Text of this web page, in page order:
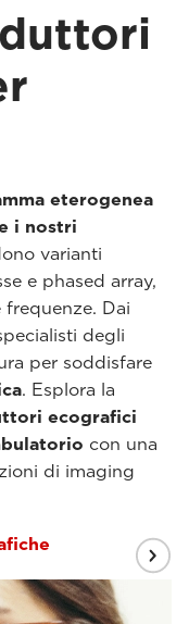
eterogenea
i nostri
varianti
e phased array,
frequenze. Dai
degli
per soddisfare
. Esplora la
ecografici
con una
di imaging